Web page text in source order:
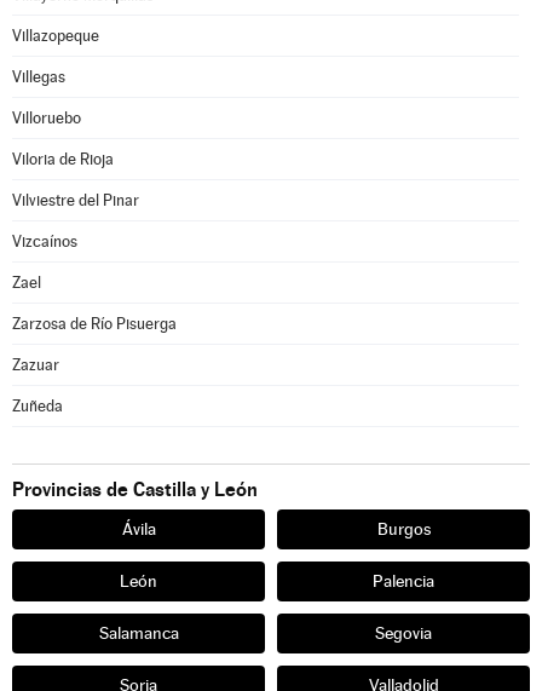
Villazopeque
Villegas
Villoruebo
Viloria de Rioja
Vilviestre del Pinar
Vizcaínos
Zael
Zarzosa de Río Pisuerga
Zazuar
Zuñeda
Provincias de Castilla y León
Ávila Burgos
León Palencia
Salamanca Segovia
Soria Valladolid